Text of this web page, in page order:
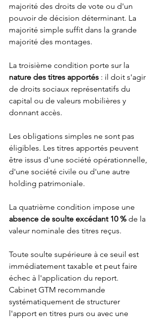
majorité des droits de vote ou d'un
pouvoir de décision déterminant. La
majorité simple suffit dans la grande
majorité des montages.
La troisième condition porte sur la
nature des titres apportés : il doit s'agir
de droits sociaux représentatifs du
capital ou de valeurs mobilières y
donnant accès.
Les obligations simples ne sont pas
éligibles. Les titres apportés peuvent
être issus d'une société opérationnelle,
d'une société civile ou d'une autre
holding patrimoniale.
La quatrième condition impose une
absence de soulte excédant 10 % de la
valeur nominale des titres reçus.
Toute soulte supérieure à ce seuil est
immédiatement taxable et peut faire
échec à l'application du report.
Cabinet GTM recommande
systématiquement de structurer
l'apport en titres purs ou avec une